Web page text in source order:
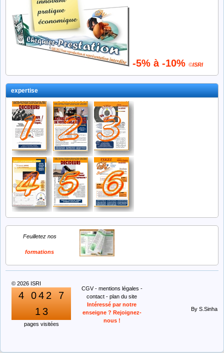
-5% à -10% ©ISRI
expertise
Feuilletez nos
formations
© 2026 ISRI
4 04 2
7
13
pages visitées
CGV- mentions légales -
contact - plan du site
Intéressé par notre
enseigne ? Rejoignez-
nous !
By S.Sinha